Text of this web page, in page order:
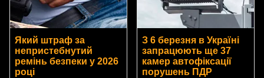
Який штраф за
непристебнутий
ремінь безпеки у 2026
році
З 6 березня в Україні
запрацюють ще 37
камер автофіксації
порушень ПДР